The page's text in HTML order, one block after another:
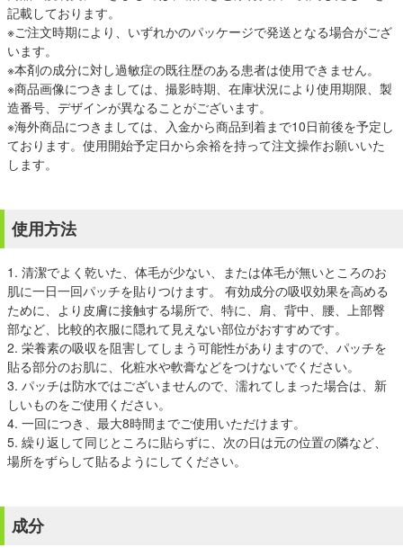
記載しております。
※ご注文時期により、いずれかのパッケージで発送となる場合がござ
います。
※本剤の成分に対し過敏症の既往歴のある患者は使用できません。
※商品画像につきましては、撮影時期、在庫状況により使用期限、製
造番号、デザインが異なることがございます。
※海外商品につきましては、入金から商品到着まで10日前後を予定し
ております。使用開始予定日から余裕を持って注文操作お願いいた
します。
使用方法
1. 清潔でよく乾いた、体毛が少ない、または体毛が無いところのお
肌に一日一回パッチを貼りつけます。 有効成分の吸収効果を高める
ために、より皮膚に接触する場所で、特に、肩、背中、腰、上部臀
部など、比較的衣服に隠れて見えない部位がおすすめです。
2. 栄養素の吸収を阻害してしまう可能性がありますので、パッチを
貼る部分のお肌に、化粧水や軟膏などをつけないでください。
3. パッチは防水ではございませんので、濡れてしまった場合は、新
しいものをご使用ください。
4. 一回につき、最大8時間までご使用いただけます。
5. 繰り返して同じところに貼らずに、次の日は元の位置の隣など、
場所をずらして貼るようにしてください。
成分